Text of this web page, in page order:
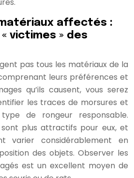
affectés :
victimes » des
pas tous les matériaux de la
leurs préférences et
qu’ils causent, vous serez
les traces de morsures et
de rongeur responsable.
plus attractifs pour eux, et
varier considérablement en
des objets. Observer les
est un excellent moyen de